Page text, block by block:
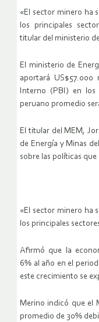
«El sector minero ha
los principales
titular del ministerio
El ministerio de
aportará US$57.000
Interno (PBI) en
peruano promedio
El titular del MEM,
de Energía y Minas
sobre las políticas
«El sector minero ha
los principales
Afirmó que la
6% al año en el
este crecimiento se
Merino indicó que el
promedio de 30%